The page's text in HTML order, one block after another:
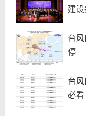
建
台
停
台
必看